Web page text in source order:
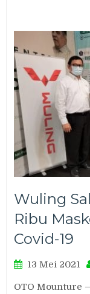
Wuling
Ribu
Covid-19
13 Mei 2021
OTO Mounture